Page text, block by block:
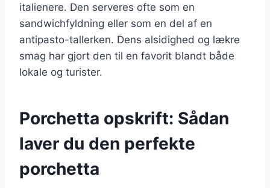
italienere. Den serveres ofte som en
sandwichfyldning eller som en del af en
antipasto-tallerken. Dens alsidighed og lækre
smag har gjort den til en favorit blandt både
lokale og turister.
Porchetta opskrift: Sådan
laver du den perfekte
porchetta